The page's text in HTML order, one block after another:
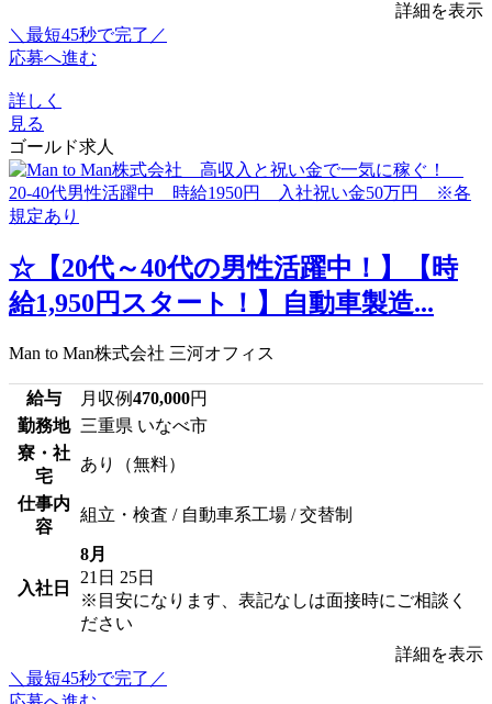
詳細を表示
＼最短45秒で完了／
応募へ進む
詳しく
見る
ゴールド求人
☆【20代～40代の男性活躍中！】【時
給1,950円スタート！】自動車製造...
Man to Man株式会社 三河オフィス
給与 月収例470,000円
勤務地 三重県 いなべ市
寮・社
宅
あり（無料）
仕事内
容
組立・検査 / 自動車系工場 / 交替制
入社日
8月
21日 25日
※目安になります、表記なしは面接時にご相談く
ださい
詳細を表示
＼最短45秒で完了／